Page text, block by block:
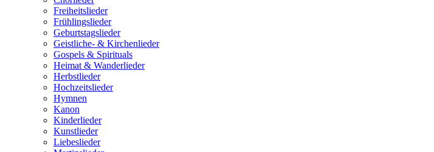
Freiheitslieder
Frühlingslieder
Geburtstagslieder
Geistliche- & Kirchenlieder
Gospels & Spirituals
Heimat & Wanderlieder
Herbstlieder
Hochzeitslieder
Hymnen
Kanon
Kinderlieder
Kunstlieder
Liebeslieder